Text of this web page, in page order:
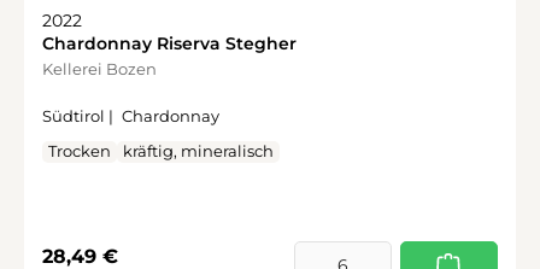
2022
Chardonnay Riserva Stegher
Kellerei Bozen
Südtirol | Chardonnay
Trocken
kräftig, mineralisch
Regulärer Preis:
28,49 €